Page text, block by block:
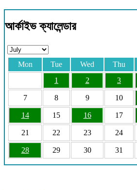
আর্কাইভ ক্যালেন্ডার
Mon Tue Wed Thu
1
2 3
7 8 9 10
14 15 16 17
21 22 23 24
28 29 30 31